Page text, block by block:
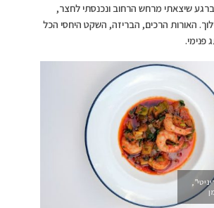
שיצאתי מרחש הרחוב ונכנסתי לחצר,
האורות הרכים, הבריזה, השקט היחסי הכל
פנימי.